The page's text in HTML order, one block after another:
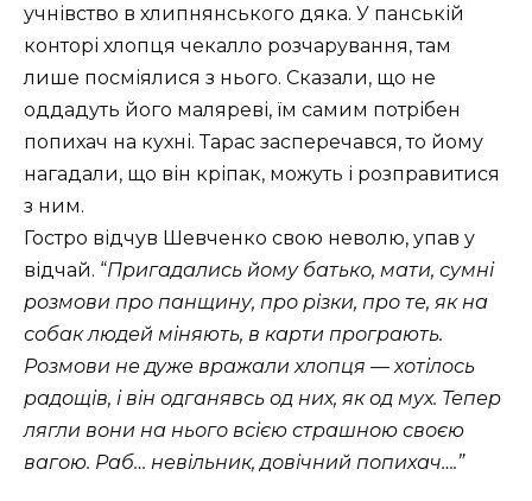
учнівство в хлипнянського дяка. У панській
конторі хлопця чекалло розчарування, там
лише посміялися з нього. Сказали, що не
оддадуть його маляреві, їм самим потрібен
попихач на кухні. Тарас засперечався, то йому
нагадали, що він кріпак, можуть і розправитися
з ним.
Гостро відчув Шевченко свою неволю, упав у
відчай. “Пригадались йому батько, мати, сумні
розмови про панщину, про різки, про те, як на
собак людей міняють, в карти програють.
Розмови не дуже вражали хлопця — хотілось
радощів, і він одганявсь од них, як од мух. Тепер
лягли вони на нього всією страшною своєю
вагою. Раб… невільник, довічний попихач….”